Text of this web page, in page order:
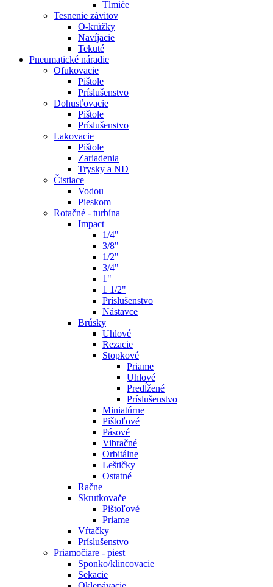
Tlmiče
Tesnenie závitov
O-krúžky
Navíjacie
Tekuté
Pneumatické náradie
Ofukovacie
Pištole
Príslušenstvo
Dohusťovacie
Pištole
Príslušenstvo
Lakovacie
Pištole
Zariadenia
Trysky a ND
Čistiace
Vodou
Pieskom
Rotačné - turbína
Impact
1/4"
3/8"
1/2"
3/4"
1"
1 1/2"
Príslušenstvo
Nástavce
Brúsky
Uhlové
Rezacie
Stopkové
Priame
Uhlové
Predĺžené
Príslušenstvo
Miniatúrne
Pištoľové
Pásové
Vibračné
Orbitálne
Leštičky
Ostatné
Račne
Skrutkovače
Pištoľové
Priame
Vŕtačky
Príslušenstvo
Priamočiare - piest
Sponko/klincovacie
Sekacie